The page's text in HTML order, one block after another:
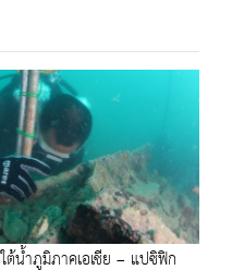
ต้น้ำภูมิภาคเอเชีย – แปซิฟิก